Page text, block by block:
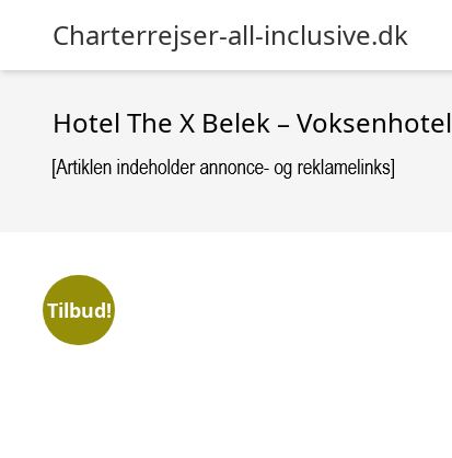
Charterrejser-all-inclusive.dk
Hotel The X Belek – Voksenhotel
Tilbud!